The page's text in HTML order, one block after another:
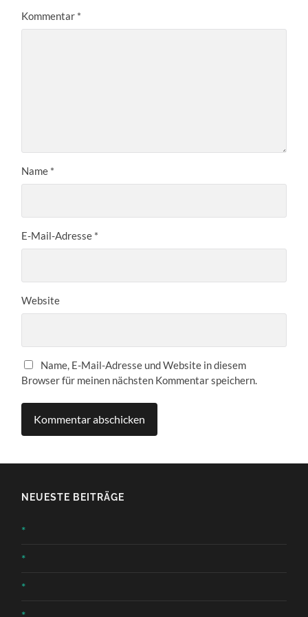
Kommentar *
Name *
E-Mail-Adresse *
Website
Name, E-Mail-Adresse und Website in diesem
Browser für meinen nächsten Kommentar speichern.
NEUESTE BEITRÄGE
*
*
*